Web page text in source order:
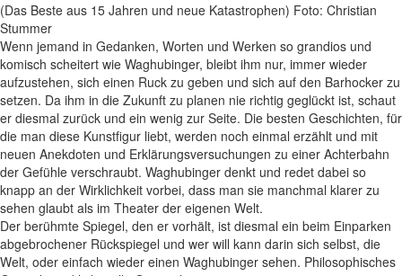
(Das Beste aus 15 Jahren und neue Katastrophen) Foto: Christian
Stummer
Wenn jemand in Gedanken, Worten und Werken so grandios und
komisch scheitert wie Waghubinger, bleibt ihm nur, immer wieder
aufzustehen, sich einen Ruck zu geben und sich auf den Barhocker zu
setzen. Da ihm in die Zukunft zu planen nie richtig geglückt ist, schaut
er diesmal zurück und ein wenig zur Seite. Die besten Geschichten, für
die man diese Kunstfigur liebt, werden noch einmal erzählt und mit
neuen Anekdoten und Erklärungsversuchungen zu einer Achterbahn
der Gefühle verschraubt. Waghubinger denkt und redet dabei so
knapp an der Wirklichkeit vorbei, dass man sie manchmal klarer zu
sehen glaubt als im Theater der eigenen Welt.
Der berühmte Spiegel, den er vorhält, ist diesmal ein beim Einparken
abgebrochener Rückspiegel und wer will kann darin sich selbst, die
Welt, oder einfach wieder einen Waghubinger sehen. Philosophisches